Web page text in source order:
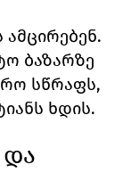
ბაზარზე
სწრაფს,
ხდის.
და